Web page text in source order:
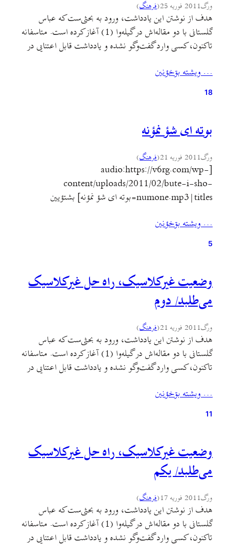
ورگ2011 فوریه 25 (فرهنگ)
هدف از نوشتن این یادداشت، ورود به بحثی‌ست که عباس
گلستانی با دو مقاله‌اش در گیله‌وا (1) آغاز کرده است. متاسفانه
تاکنون، کسی وارد گفت‌وگو نشده و یادداشت قابل اعتنایی در
نشده است. عباس گلستانی در دو مقاله‌ی مفصل خود، روی دو
موضوع «خطی که…
… ويشته بۊخؤنين
18
بوته ای شؤ نمؤنه
ورگ2011 فوریه 21 (فرهنگ)
[audio:https://v6rg.com/wp-
content/uploads/2011/02/bute-i-sho-
numone.mp3|titles=بوته ای شؤ نمؤنه] بشتؤيين
بیچاره‌ٰن یک‌روزی پرنه
… ويشته بۊخؤنين
5
وضعیت غیرکلاسیک، راه حل غیرکلاسیک
می‌طلبد/ دوم
ورگ2011 فوریه 21 (فرهنگ)
هدف از نوشتن این یادداشت، ورود به بحثی‌ست که عباس
گلستانی با دو مقاله‌اش در گیله‌وا (1) آغاز کرده است. متاسفانه
تاکنون، کسی وارد گفت‌وگو نشده و یادداشت قابل اعتنایی در
نشده است. عباس گلستانی در دو مقاله‌ی مفصل خود، روی دو
موضوع «خطی که…
… ويشته بۊخؤنين
11
وضعیت غیرکلاسیک، راه حل غیرکلاسیک
می‌طلبد/ یکم
ورگ2011 فوریه 17 (فرهنگ)
هدف از نوشتن این یادداشت، ورود به بحثی‌ست که عباس
گلستانی با دو مقاله‌اش در گیله‌وا (1) آغاز کرده است. متاسفانه
تاکنون، کسی وارد گفت‌وگو نشده و یادداشت قابل اعتنایی در